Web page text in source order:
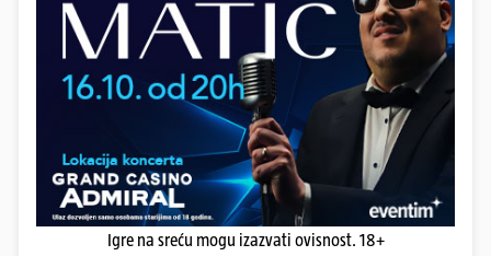
Igre na sreću mogu izazvati ovisnost. 18+